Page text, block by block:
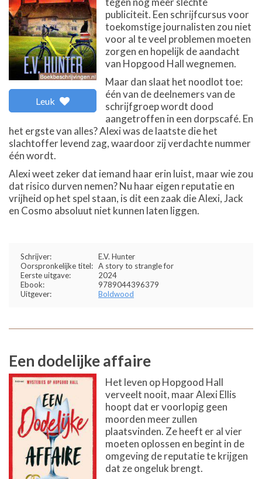
Leuk
publiciteit. Een schrijfcursus voor
toekomstige journalisten zou niet
voor al te veel problemen moeten
zorgen en hopelijk de aandacht
van Hopgood Hall wegnemen.
Maar dan slaat het noodlot toe:
één van de deelnemers van de
schrijfgroep wordt dood
aangetroffen in een dorpscafé. En
het ergste van alles? Alexi was de laatste die het
slachtoffer levend zag, waardoor zij verdachte nummer
één wordt.
Alexi weet zeker dat iemand haar erin luist, maar wie zou
dat risico durven nemen? Nu haar eigen reputatie en
vrijheid op het spel staan, is dit een zaak die Alexi, Jack
en Cosmo absoluut niet kunnen laten liggen.
Schrijver:
E.V. Hunter
Oorspronkelijke titel: A story to strangle for
Eerste uitgave:
2024
Ebook:
9789044396379
Uitgever:
Boldwood
Een dodelijke affaire
Het leven op Hopgood Hall
verveelt nooit, maar Alexi Ellis
hoopt dat er voorlopig geen
moorden meer zullen
plaatsvinden. Ze heeft er al vier
moeten oplossen en begint in de
omgeving de reputatie te krijgen
dat ze ongeluk brengt.